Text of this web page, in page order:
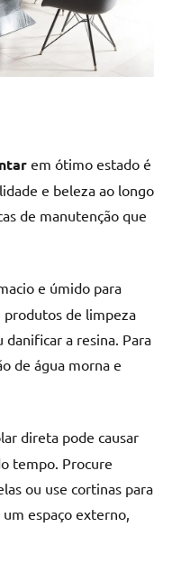
em ótimo estado é
e beleza ao longo
de manutenção que
e úmido para
produtos de limpeza
danificar a resina. Para
de água morna e
direta pode causar
tempo. Procure
ou use cortinas para
espaço externo,